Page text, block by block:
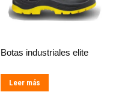
Botas industriales elite
Leer más